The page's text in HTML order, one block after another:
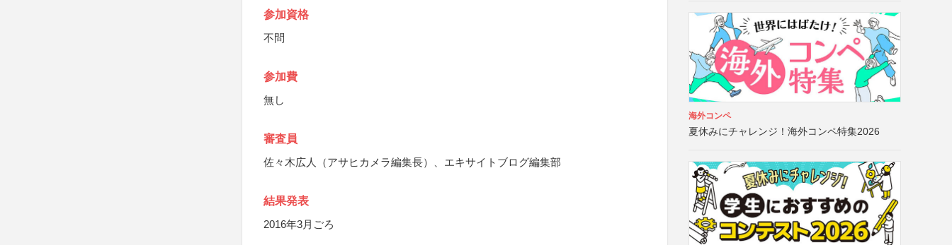
参加資格
不問
参加費
無し
審査員
佐々木広人（アサヒカメラ編集長）、エキサイトブログ編集部
結果発表
2016年3月ごろ
海外コンペ
夏休みにチャレンジ！海外コンペ特集2026